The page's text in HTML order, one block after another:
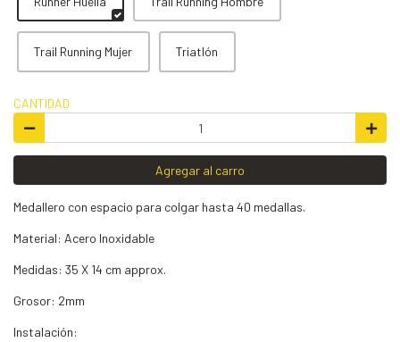
Trail Running Mujer Triatlón
CANTIDAD
Agregar al carro
Medallero con espacio para colgar hasta 40 medallas.
Material: Acero Inoxidable
Medidas: 35 X 14 cm approx.
Grosor: 2mm
Instalación: